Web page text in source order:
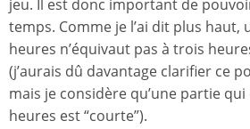
jeu. Il est donc important de
temps. Comme je l’ai dit plus haut,
heures n’équivaut pas à trois
(j’aurais dû davantage clarifier ce
mais je considère qu’une partie
heures est “courte”).